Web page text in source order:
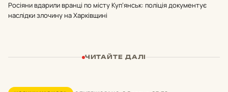
Росіяни вдарили вранці по місту Куп’янськ: поліція документує
наслідки злочину на Харківщині
ЧИТАЙТЕ ДАЛІ